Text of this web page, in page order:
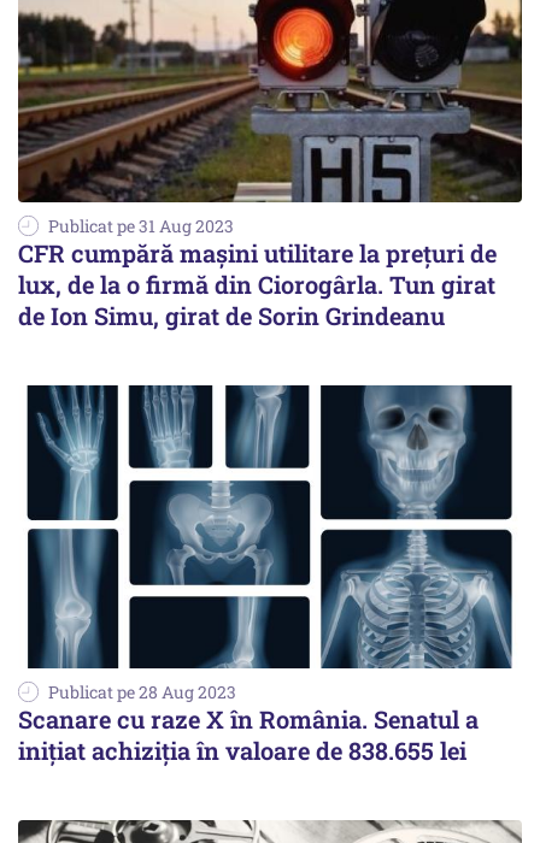
Publicat pe 31 Aug 2023
CFR cumpără mașini utilitare la prețuri de
lux, de la o firmă din Ciorogârla. Tun girat
de Ion Simu, girat de Sorin Grindeanu
Publicat pe 28 Aug 2023
Scanare cu raze X în România. Senatul a
inițiat achiziția în valoare de 838.655 lei